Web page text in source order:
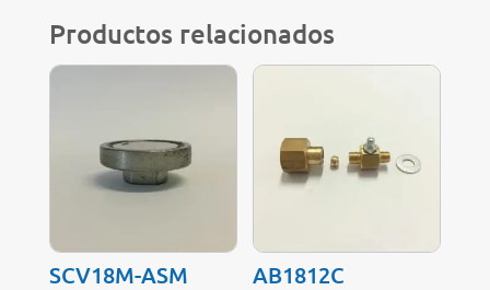
Productos relacionados
SCV18M-ASM AB1812C